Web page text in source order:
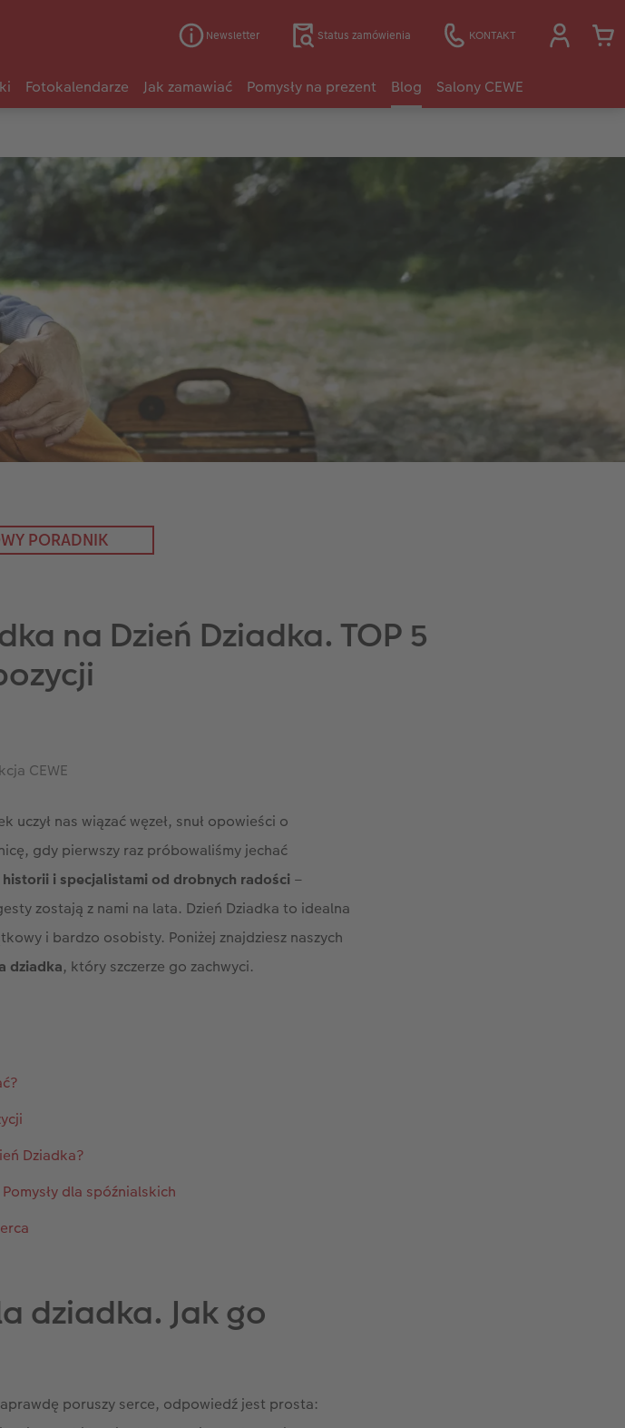
Newsletter Status zamówienia KONTAKT
Fotokalendarze Jak zamawiać Pomysły na prezent Blog Salony CEWE
PORADNIK
na Dzień Dziadka. TOP 5
CEWE
uczył nas wiązać węzeł, snuł opowieści o
gdy pierwszy raz próbowaliśmy jechać
i specjalistami od drobnych radości –
zostają z nami na lata. Dzień Dziadka to idealna
i bardzo osobisty. Poniżej znajdziesz naszych
dziadka, który szczerze go zachwyci.
Dziadka?
dla spóźnialskich
dziadka. Jak go
poruszy serce, odpowiedź jest prosta: